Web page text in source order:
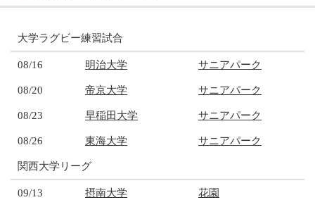
大学ラグビー練習試合
08/16 明治大学 サニアパーク
08/20 帝京大学 サニアパーク
08/23 早稲田大学 サニアパーク
08/26 東海大学 サニアパーク
関西大学リーグ
09/13 摂南大学 花園